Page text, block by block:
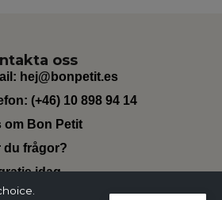
oss
hej@bonpetit.es
(+46) 10 898 94 14
om Bon Petit
du frågor?
idag
Currency